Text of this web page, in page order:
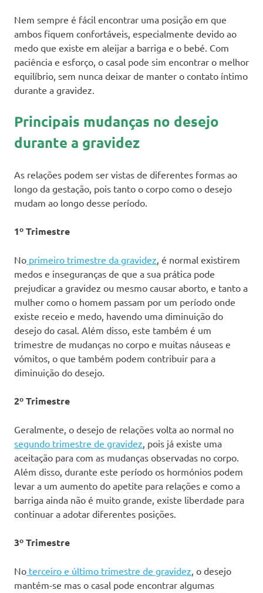
Nem sempre é fácil encontrar uma posição em que
ambos fiquem confortáveis, especialmente devido ao
medo que existe em aleijar a barriga e o bebé. Com
paciência e esforço, o casal pode sim encontrar o melhor
equilíbrio, sem nunca deixar de manter o contato íntimo
durante a gravidez.
Principais mudanças no desejo
durante a gravidez
As relações podem ser vistas de diferentes formas ao
longo da gestação, pois tanto o corpo como o desejo
mudam ao longo desse período.
1º Trimestre
No primeiro trimestre da gravidez, é normal existirem
medos e inseguranças de que a sua prática pode
prejudicar a gravidez ou mesmo causar aborto, e tanto a
mulher como o homem passam por um período onde
existe receio e medo, havendo uma diminuição do
desejo do casal. Além disso, este também é um
trimestre de mudanças no corpo e muitas náuseas e
vómitos, o que também podem contribuir para a
diminuição do desejo.
2º Trimestre
Geralmente, o desejo de relações volta ao normal no
segundo trimestre de gravidez, pois já existe uma
aceitação para com as mudanças observadas no corpo.
Além disso, durante este período os hormónios podem
levar a um aumento do apetite para relações e como a
barriga ainda não é muito grande, existe liberdade para
continuar a adotar diferentes posições.
3º Trimestre
No terceiro e último trimestre de gravidez, o desejo
mantém-se mas o casal pode encontrar algumas